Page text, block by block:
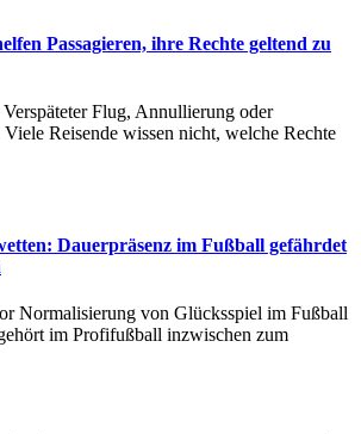
Passagieren, ihre Rechte geltend zu
Flug, Annullierung oder
Viele Reisende wissen nicht, welche Rechte
Dauerpräsenz im Fußball gefährdet
Normalisierung von Glücksspiel im Fußball
im Profifußball inzwischen zum